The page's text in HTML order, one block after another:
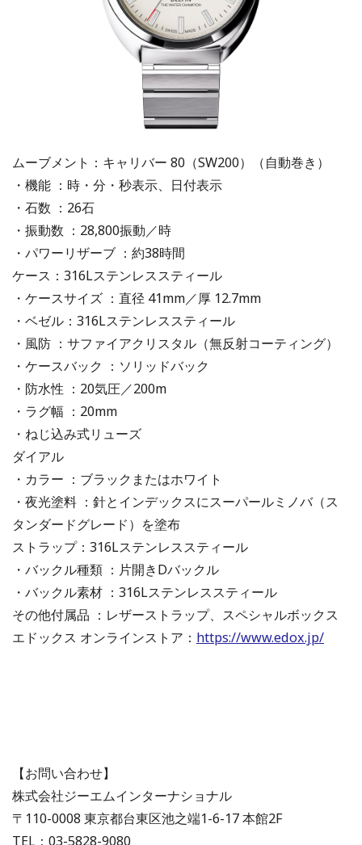
ムーブメント：キャリバー 80（SW200）（自動巻き）
・機能 ：時・分・秒表示、日付表示
・石数 ：26石
・振動数 ：28,800振動／時
・パワーリザーブ ：約38時間
ケース：316Lステンレススティール
・ケースサイズ ：直径 41mm／厚 12.7mm
・ベゼル：316Lステンレススティール
・風防 ：サファイアクリスタル（無反射コーティング）
・ケースバック ：ソリッドバック
・防水性 ：20気圧／200m
・ラグ幅 ：20mm
・ねじ込み式リューズ
ダイアル
・カラー ：ブラックまたはホワイト
・夜光塗料 ：針とインデックスにスーパールミノバ（ス
タンダードグレード）を塗布
ストラップ：316Lステンレススティール
・バックル種類 ：片開きDバックル
・バックル素材 ：316Lステンレススティール
その他付属品 ：レザーストラップ、スペシャルボックス
エドックス オンラインストア： https://www.edox.jp/
【お問い合わせ】
株式会社ジーエムインターナショナル
〒110-0008 東京都台東区池之端1-6-17 本館2F
TEL：03-5828-9080